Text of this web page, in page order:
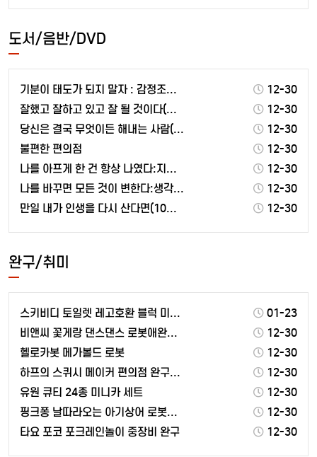
도서/음반/DVD
기분이 태도가 되지 말자 : 감정조절이 필요한 당신을 …
12-30
잘했고 잘하고 있고 잘 될 것이다(스페셜 리미티드 에디…
12-30
당신은 결국 무엇이든 해내는 사람(10만 부 기념 특별…
12-30
불편한 편의점
12-30
나를 아프게 한 건 항상 나였다:지친 마음을 위로하는 …
12-30
나를 바꾸면 모든 것이 변한다:생각하는 습관부터 바꿔라
12-30
만일 내가 인생을 다시 산다면(10만 부 기념 스페셜 …
12-30
완구/취미
스키비디 토일렛 레고호환 블럭 미니 피규어 모음
01-23
비앤씨 꽃게랑 댄스댄스 로봇애완동물
12-30
헬로카봇 메가볼드 로봇
12-30
하프의 스퀴시 메이커 편의점 완구세트
12-30
유원 큐티 24종 미니카 세트
12-30
핑크퐁 날따라오는 아기상어 로봇애완동물
12-30
타요 포코 포크레인놀이 중장비 완구
12-30